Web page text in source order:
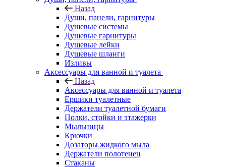
Назад
Души, панели, гарнитуры
Душевые системы
Душевые гарнитуры
Душевые лейки
Душевые шланги
Изливы
Аксессуары для ванной и туалета
Назад
Аксессуары для ванной и туалета
Ершики туалетные
Держатели туалетной бумаги
Полки, стойки и этажерки
Мыльницы
Крючки
Дозаторы жидкого мыла
Держатели полотенец
Стаканы